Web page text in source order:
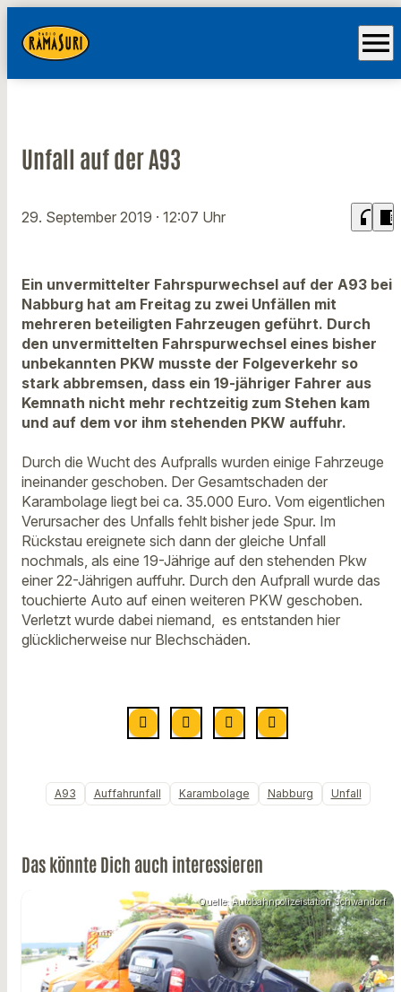
menu
Unfall auf der A93
29. September 2019 · 12:07 Uhr headphones chrome_reader_mode
Ein unvermittelter Fahrspurwechsel auf der A93 bei
Nabburg hat am Freitag zu zwei Unfällen mit
mehreren beteiligten Fahrzeugen geführt. Durch
den unvermittelten Fahrspurwechsel eines bisher
unbekannten PKW musste der Folgeverkehr so
stark abbremsen, dass ein 19-jähriger Fahrer aus
Kemnath nicht mehr rechtzeitig zum Stehen kam
und auf dem vor ihm stehenden PKW auffuhr.
Durch die Wucht des Aufpralls wurden einige Fahrzeuge
ineinander geschoben. Der Gesamtschaden der
Karambolage liegt bei ca. 35.000 Euro. Vom eigentlichen
Verursacher des Unfalls fehlt bisher jede Spur. Im
Rückstau ereignete sich dann der gleiche Unfall
nochmals, als eine 19-Jährige auf den stehenden Pkw
einer 22-Jährigen auffuhr. Durch den Aufprall wurde das
touchierte Auto auf einen weiteren PKW geschoben.
Verletzt wurde dabei niemand, es entstanden hier
glücklicherweise nur Blechschäden.
A93 Auffahrunfall Karambolage Nabburg Unfall
Das könnte Dich auch interessieren
Quelle: Autobahnpolizeistation Schwandorf